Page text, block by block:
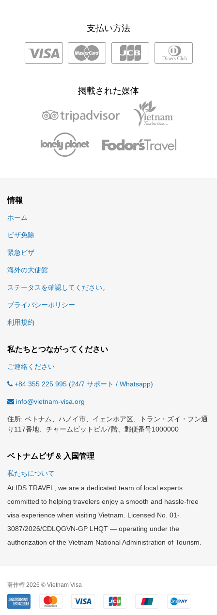
支払い方法
掲載された媒体
情報
ホーム
ビザ免除
緊急ビザ
海外の大使館
ステータスを確認してください。
プライバシーポリシー
利用規約
私たちとつながってください
ご連絡ください
+84 355 225 995 (24/7 サポート / Whatsapp)
info@vietnam-visa.org
住所: ベトナム、ハノイ市、イェンホア区、トラン・ズイ・フン通
り117番地、チャームビットビル7階、郵便番号1000000
ベトナムビザ & 入国管理
私たちについて
At IDS TRAVEL, we are a dedicated team of local experts
committed to helping travelers enjoy a smooth and hassle-free
visa experience when visiting Vietnam. Licensed No. 01-
3087/2026/CDLQGVN-GP LHQT — operating under the
authorization of the Vietnam National Administration of Tourism.
著作権 2026 © Vietnam Visa